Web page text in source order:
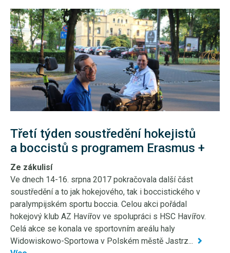
Třetí týden soustředění hokejistů
a boccistů s programem Erasmus +
Ze zákulisí
Ve dnech 14-16. srpna 2017 pokračovala další část
soustředění a to jak hokejového, tak i boccistického v
paralympijském sportu boccia. Celou akci pořádal
hokejový klub AZ Havířov ve spolupráci s HSC Havířov.
Celá akce se konala ve sportovním areálu haly
Widowiskowo-Sportowa v Polském městě Jastrz...